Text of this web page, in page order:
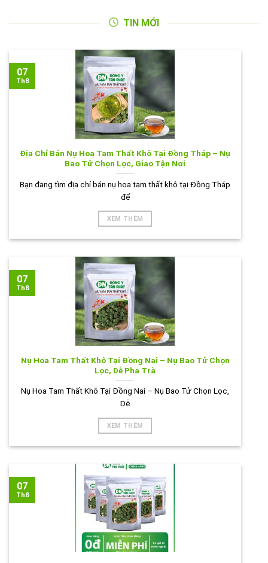
TIN MỚI
Địa Chỉ Bán Nụ Hoa Tam Thất Khô Tại Đồng Tháp – Nụ
Bao Tử Chọn Lọc, Giao Tận Nơi
Bạn đang tìm địa chỉ bán nụ hoa tam thất khô tại Đồng Tháp
để
XEM THÊM
07
Th8
Nụ Hoa Tam Thất Khô Tại Đồng Nai – Nụ Bao Tử Chọn
Lọc, Dễ Pha Trà
Nụ Hoa Tam Thất Khô Tại Đồng Nai – Nụ Bao Tử Chọn Lọc,
Dễ
XEM THÊM
07
Th8
07
Th8